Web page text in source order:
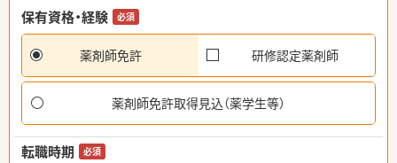
保有資格・経験
必須
薬剤師免許 研修認定薬剤師
薬剤師免許取得見込（薬学生等）
転職時期 必須